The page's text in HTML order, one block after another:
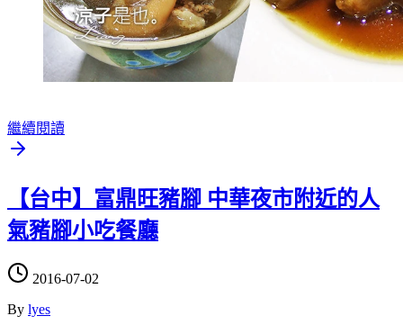
繼續閱讀
【台中】富鼎旺豬腳 中華夜市附近的人
氣豬腳小吃餐廳
2016-07-02
By lyes